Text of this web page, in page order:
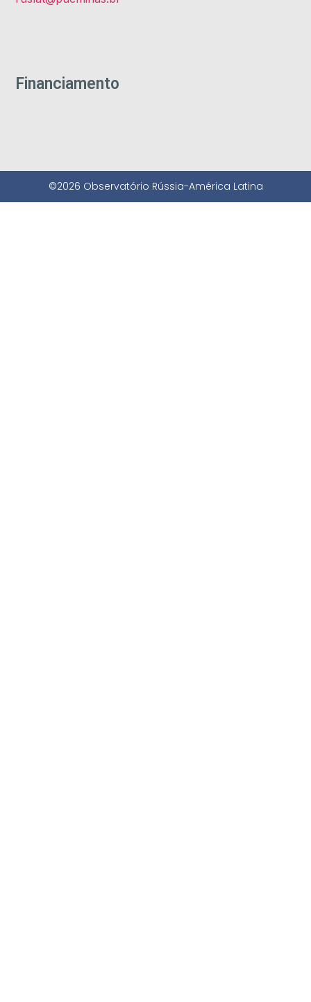
Financiamento
©2026 Observatório Rússia-América Latina